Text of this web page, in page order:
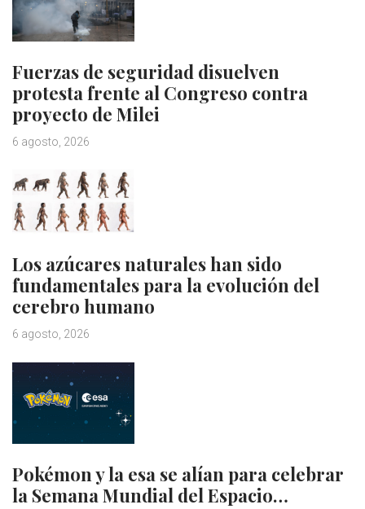
Fuerzas de seguridad disuelven
protesta frente al Congreso contra
proyecto de Milei
6 agosto, 2026
Los azúcares naturales han sido
fundamentales para la evolución del
cerebro humano
6 agosto, 2026
Pokémon y la esa se alían para celebrar
la Semana Mundial del Espacio…